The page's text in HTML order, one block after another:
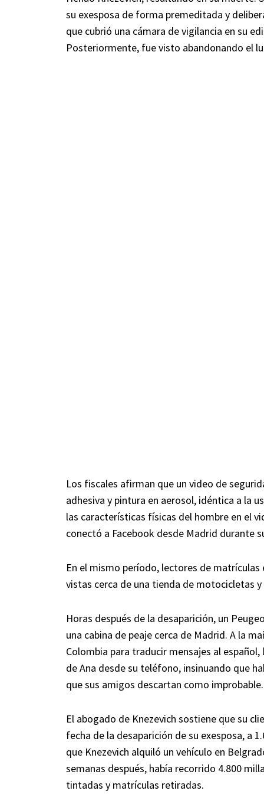
su exesposa de forma premeditada y
que cubrió una cámara de vigilancia en su
Posteriormente, fue visto abandonando el
Los fiscales afirman que un video de
adhesiva y pintura en aerosol, idéntica a la
las características físicas del hombre en el
conectó a Facebook desde Madrid durante
En el mismo período, lectores de
vistas cerca de una tienda de motocicletas
Horas después de la desaparición, un
una cabina de peaje cerca de Madrid. A la
Colombia para traducir mensajes al
de Ana desde su teléfono, insinuando que
que sus amigos descartan como improbable.
El abogado de Knezevich sostiene que su
fecha de la desaparición de su exesposa, a
que Knezevich alquiló un vehículo en
semanas después, había recorrido 4.800
tintadas y matrículas retiradas.